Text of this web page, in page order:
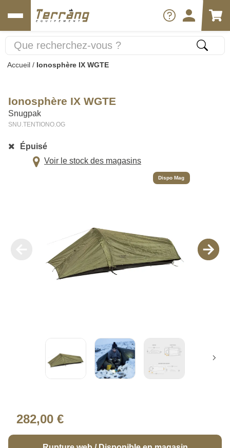
Accueil / Ionosphère IX WGTE
Ionosphère IX WGTE
Snugpak
SNU.TENTIONO.OG
Épuisé
Voir le stock des magasins
Dispo Mag
282,00 €